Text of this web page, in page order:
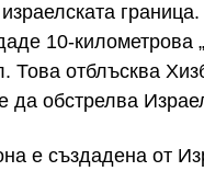
10-километрова
Това отблъсква
да обстрелва
е създадена от